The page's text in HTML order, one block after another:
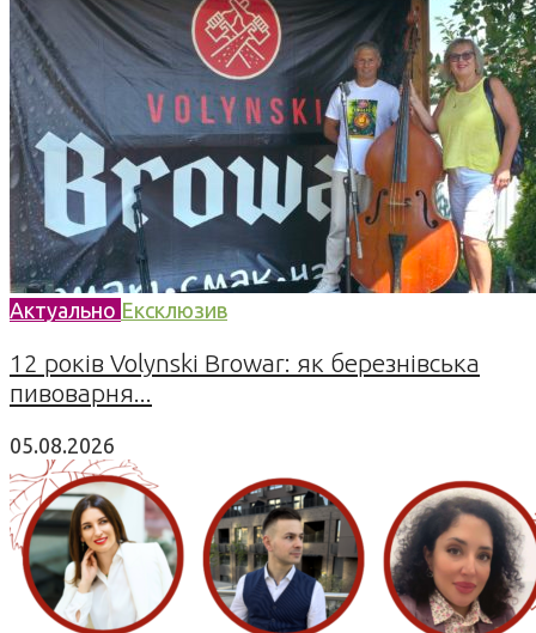
Актуально Ексклюзив
12 років Volynski Browar: як березнівська
пивоварня...
05.08.2026